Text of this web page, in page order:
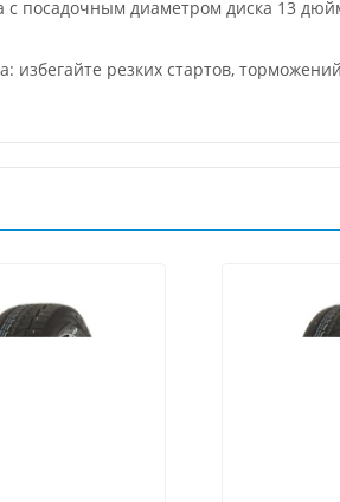
с посадочным диаметром диска 13
избегайте резких стартов,